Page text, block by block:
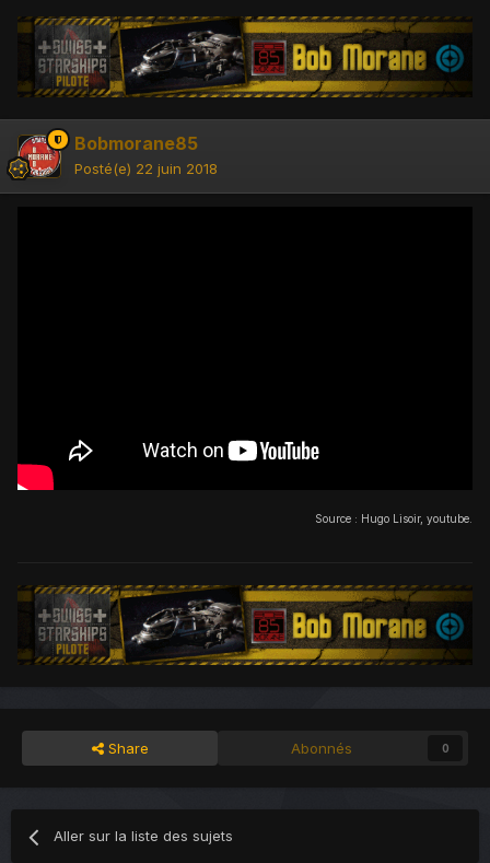
Bobmorane85
Posté(e) 22 juin 2018
Source : Hugo Lisoir, youtube.
Share Abonnés 0
Aller sur la liste des sujets